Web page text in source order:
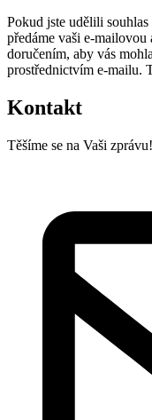
Pokud jste udělili
předáme vaši e-mailovou
doručením, aby vás
prostřednictvím e-mailu.
Kontakt
Těšíme se na Vaši zprávu!